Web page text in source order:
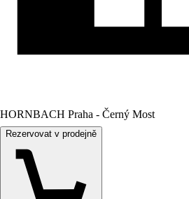
HORNBACH Praha - Černý Most
Rezervovat v prodejně